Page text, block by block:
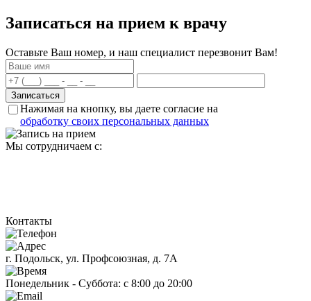
Записаться на прием к врачу
Оставьте Ваш номер, и наш специалист перезвонит Вам!
Нажимая на кнопку, вы даете согласие на
обработку своих персональных данных
Мы сотрудничаем с:
Контакты
г. Подольск, ул. Профсоюзная, д. 7А
Понедельник - Суббота: с 8:00 до 20:00